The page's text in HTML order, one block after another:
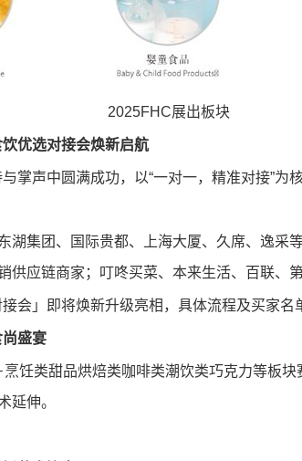
2025FHC展出板块
优选对接会焕新启航
掌声中圆满成功，以“一对一，精准对接”为
湖集团、国际贵都、上海大厦、久席、逸采
供应链商家；叮咚买菜、本来生活、百联、
会」即将焕新升级亮相，具体流程及买家名
尚盛宴
饪类甜品烘焙类咖啡类潮饮类巧克力等板
延伸。